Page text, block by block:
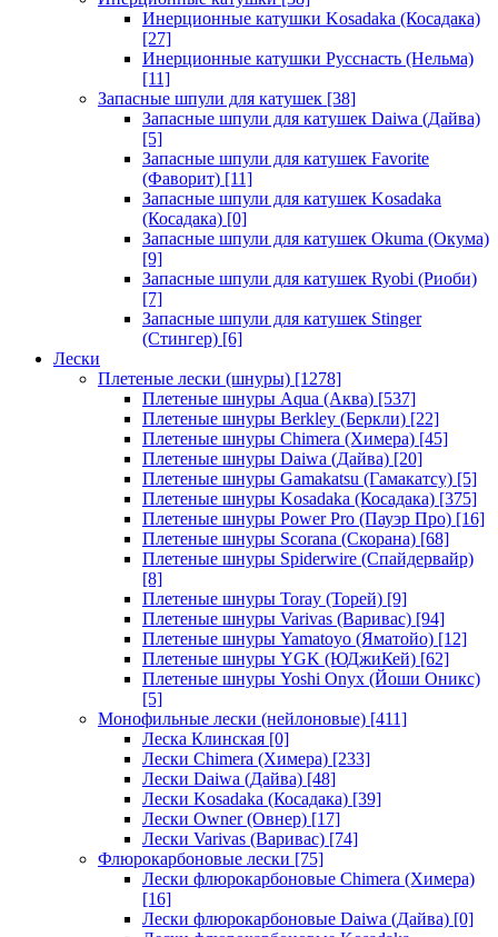
Инерционные катушки Kosadaka (Косадака)
[27]
Инерционные катушки Русснасть (Нельма)
[11]
Запасные шпули для катушек [38]
Запасные шпули для катушек Daiwa (Дайва)
[5]
Запасные шпули для катушек Favorite
(Фаворит) [11]
Запасные шпули для катушек Kosadaka
(Косадака) [0]
Запасные шпули для катушек Okuma (Окума)
[9]
Запасные шпули для катушек Ryobi (Риоби)
[7]
Запасные шпули для катушек Stinger
(Стингер) [6]
Лески
Плетеные лески (шнуры) [1278]
Плетеные шнуры Aqua (Аква) [537]
Плетеные шнуры Berkley (Беркли) [22]
Плетеные шнуры Chimera (Химера) [45]
Плетеные шнуры Daiwa (Дайва) [20]
Плетеные шнуры Gamakatsu (Гамакатсу) [5]
Плетеные шнуры Kosadaka (Косадака) [375]
Плетеные шнуры Power Pro (Пауэр Про) [16]
Плетеные шнуры Scorana (Скорана) [68]
Плетеные шнуры Spiderwire (Спайдервайр)
[8]
Плетеные шнуры Toray (Торей) [9]
Плетеные шнуры Varivas (Варивас) [94]
Плетеные шнуры Yamatoyo (Яматойо) [12]
Плетеные шнуры YGK (ЮДжиКей) [62]
Плетеные шнуры Yoshi Onyx (Йоши Оникс)
[5]
Монофильные лески (нейлоновые) [411]
Леска Клинская [0]
Лески Chimera (Химера) [233]
Лески Daiwa (Дайва) [48]
Лески Kosadaka (Косадака) [39]
Лески Owner (Овнер) [17]
Лески Varivas (Варивас) [74]
Флюрокарбоновые лески [75]
Лески флюрокарбоновые Chimera (Химера)
[16]
Лески флюрокарбоновые Daiwa (Дайва) [0]